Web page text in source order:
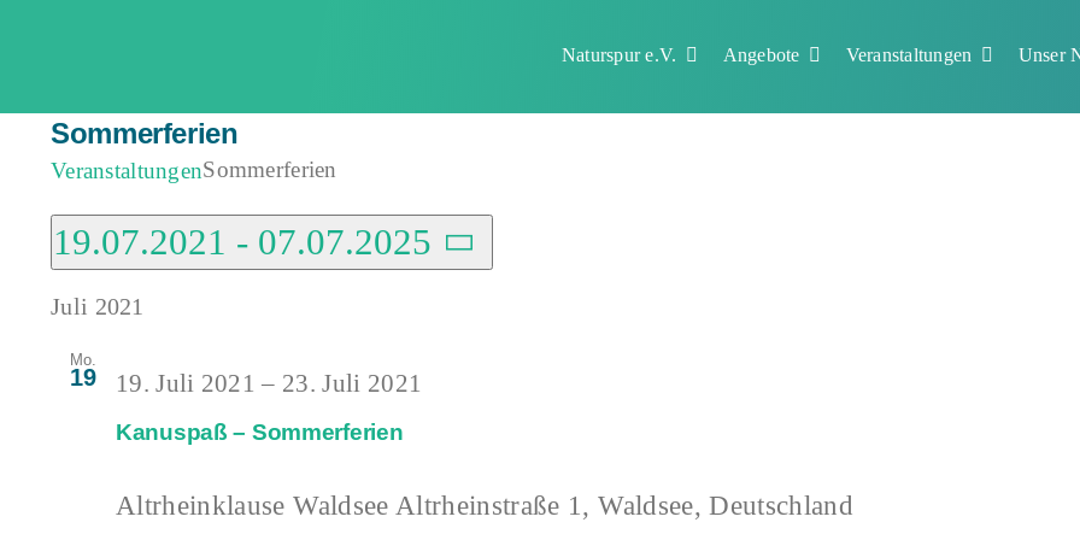
Naturspur e.V. Angebote Veranstaltungen Unser
Sommerferien
VeranstaltungenSommerferien
Veranstaltungen
19.07.2021 - 07.07.2025
Datum
wählen.
Juli 2021
Mo.
19
Kanuspaß – Sommerferien
19. Juli 2021 – 23. Juli 2021
Altrheinklause Waldsee Altrheinstraße 1, Waldsee, Deutschland